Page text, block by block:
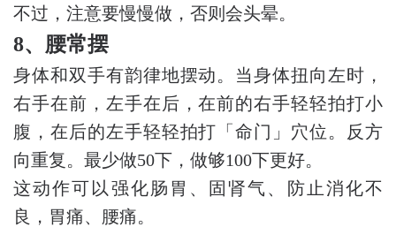
不过，注意要慢慢做，否则会头晕。
8、腰常摆
身体和双手有韵律地摆动。当身体扭向左时，
右手在前，左手在后，在前的右手轻轻拍打小
腹，在后的左手轻轻拍打「命门」穴位。反方
向重复。最少做50下，做够100下更好。
这动作可以强化肠胃、固肾气、防止消化不
良，胃痛、腰痛。